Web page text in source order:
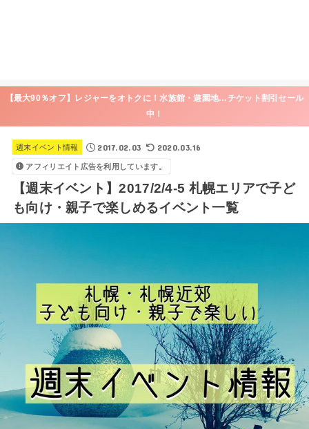
【最大90％オフ】レジャーをオトクに！水族館・遊園地…チケット割引セール
中！
週末イベント情報 2017.02.03 2020.03.16
アフィリエイト広告を利用しています。
【週末イベント】2017/2/4-5 札幌エリアで子ど
も向け・親子で楽しめるイベント一覧